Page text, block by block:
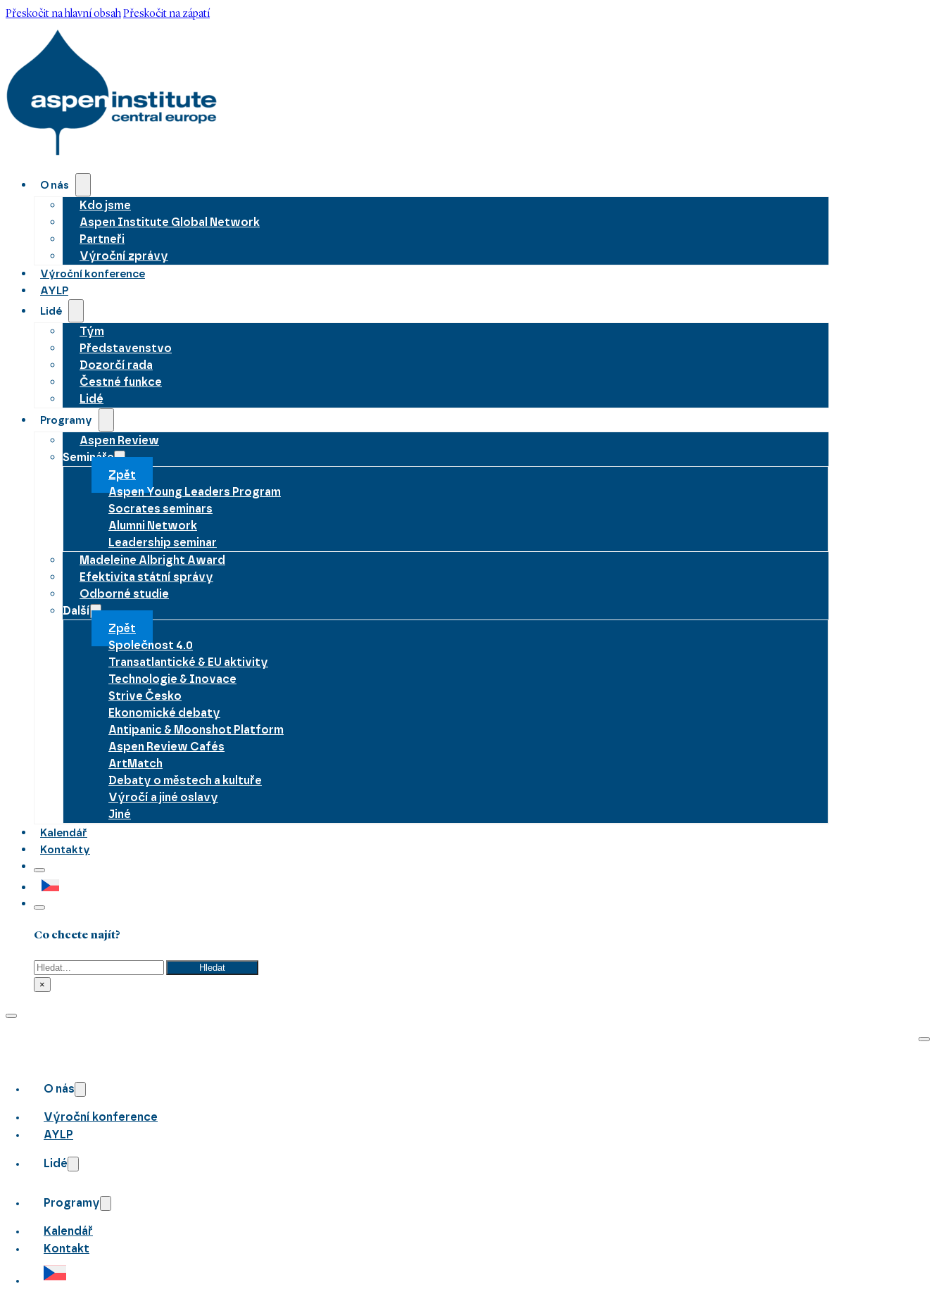
Přeskočit na hlavní obsahPřeskočit na zápatí
O nás
Kdo jsme
Aspen Institute Global Network
Partneři
Výroční zprávy
Výroční konference
AYLP
Lidé
Tým
Představenstvo
Dozorčí rada
Čestné funkce
Lidé
Programy
Aspen Review
Semináře
Zpět
Aspen Young Leaders Program
Socrates seminars
Alumni Network
Leadership seminar
Madeleine Albright Award
Efektivita státní správy
Odborné studie
Další
Zpět
Společnost 4.0
Transatlantické & EU aktivity
Technologie & Inovace
Strive Česko
Ekonomické debaty
Antipanic & Moonshot Platform
Aspen Review Cafés
ArtMatch
Debaty o městech a kultuře
Výročí a jiné oslavy
Jiné
Kalendář
Kontakty
Co chcete najít?
Hledat
Hledat
×
O nás
Výroční konference
AYLP
Lidé
Programy
Kalendář
Kontakt